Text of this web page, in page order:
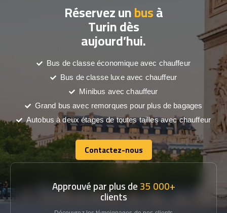
Réservez unbusà
Turin dès
aujourd’hui.
Bus de classe économique avec chauffeur
Bus de classe luxe avec chauffeur
Minibus avec chauffeur
Grand bus avec remorques pour plus de bagages
Autobus à deux étages de toutes tailles avec chauffeur
Contactez-nous
Contactez-nous
Approuvé par plus de35 000+
clients